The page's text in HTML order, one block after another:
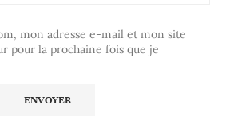
mon adresse e-mail et mon site
pour la prochaine fois que je